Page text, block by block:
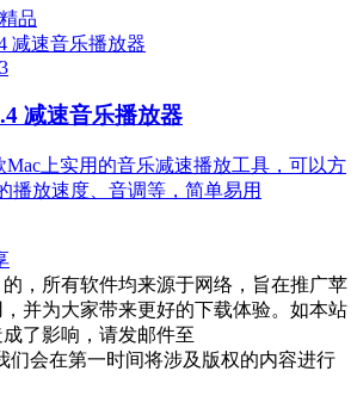
品
减速音乐播放器
Mac上实用的音乐减速播放工具，可以方
播放速度、音调等，简单易用
，所有软件均来源于网络，旨在推广苹
并为大家带来更好的下载体验。如本站
了影响，请发邮件至
们会在第一时间将涉及版权的内容进行